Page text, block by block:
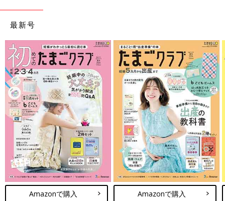
最新号
Amazonで購入 Amazonで購入